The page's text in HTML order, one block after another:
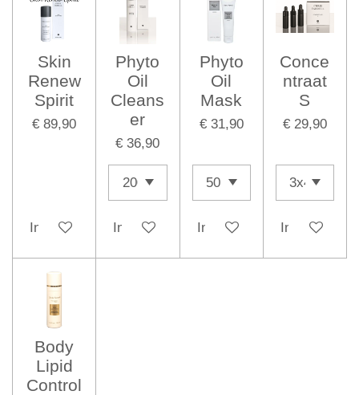
Skin
Renew
Spirit
€ 89,90
In winkelwagen
Phyto
Oil
Cleans
er
€ 36,90
In winkelwagen
Phyto
Oil
Mask
€ 31,90
In winkelwagen
Conce
ntraat
S
€ 29,90
In
Body
Lipid
Control